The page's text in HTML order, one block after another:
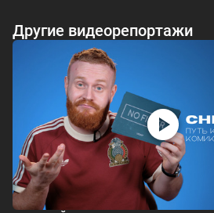
Другие видеорепортажи